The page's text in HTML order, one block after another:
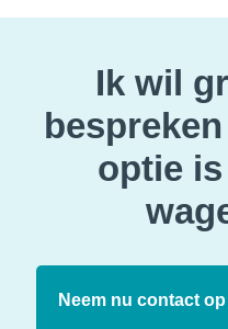
Ik wil
optie
Neem nu contact